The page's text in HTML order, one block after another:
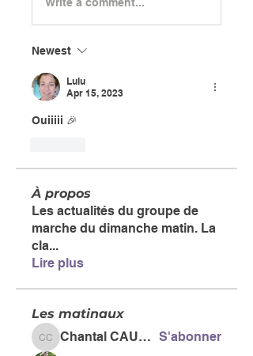
Newest
Lulu
Apr 15, 2023
Ouiiiii 🎉
À propos
Les actualités du groupe de
marche du dimanche matin. La
cla...
Lire plus
Les matinaux
Chantal CAUSSE Chantal CAUSSE S'abonner